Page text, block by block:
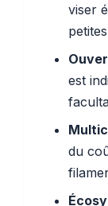
viser
est
du